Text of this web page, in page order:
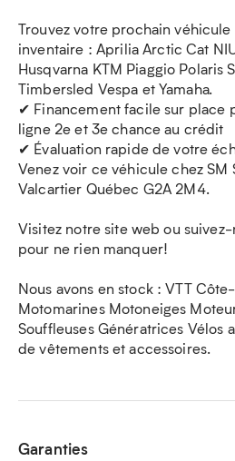
Trouvez votre prochain
inventaire : Aprilia Arctic Cat
Husqvarna KTM Piaggio Polaris
Timbersled Vespa et Yamaha.
✔ Financement facile sur place
ligne 2e et 3e chance au crédit
✔ Évaluation rapide de votre
Venez voir ce véhicule chez SM
Valcartier Québec G2A 2M4.
Visitez notre site web ou
pour ne rien manquer!
Nous avons en stock : VTT
Motomarines Motoneiges
Souffleuses Génératrices Vélos
de vêtements et accessoires.
Garanties